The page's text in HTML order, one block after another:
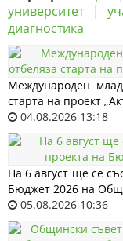
университет|
диагностика
Международен
старта на проект
04.08.2026 13:18
На 6 август ще се
Бюджет 2026 на
05.08.2026 10:36